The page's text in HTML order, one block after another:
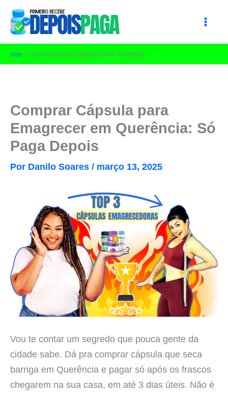
para
conteúdo
Início Comprar Cápsula para Emagrecer em [local]: Só Paga Depois
Comprar Cápsula para
Emagrecer em Querência: Só
Paga Depois
Por Danilo Soares / março 13, 2025
Vou te contar um segredo que pouca gente da
cidade sabe. Dá pra comprar cápsula que seca
barriga em Querência e pagar só após os frascos
chegarem na sua casa, em até 3 dias úteis. Não é